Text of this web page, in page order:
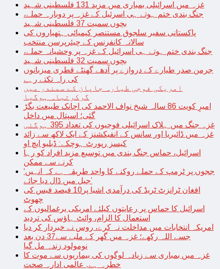
غزہ میں اسرائیلی بمباری میں مزید 131 فلسطینی شہید
جنگ بندی ختم ہوتے ہی اسرئیل کے غزہ پر دوبارہ حملے،
بچوں سمیت 37 فلسطینی شہید
پاکستانی سفیر سلجوق مستنصر کیمیائی ہتھیاروں کی
سالانہ کانفرنس کے چیئرپرسن منتخب
جنگ بندی ختم ہوتے ہی اسرائیل کے غزہ پر وحشیانہ حملے،
بچوں سمیت 32 فلسطینی شہید
جرمن صدر طیارے کے دروازے پر آدھے گھنٹے قطری میزبانوں
کی راہ تکتے رہے
امریکی فوجی طیارہ جاپان کے سمندر میں
گرکرتباہ ہوگیا
امیرِ کویت 86 سالہ شیخ نواف الاحمد کی اچانک طبیعت بگڑ
گئی؛ اسپتال میں داخل
غزہ جنگ میں ہلاک اسرائیلی فوجیوں کی تعداد 395 ہوگئی
غزہ میں ڈائیریا اور سانس کے انفیکشنز کے ایک لاکھ سے زائد
کیسز رپورٹ ہوچکے: ڈبلیو ایچ او
اسرائیل، حماس جنگ بندی میں توسیع مزید افراد کو رہا
کرنے سے ممکن
‘ججوں پر ٹرمپ کے حملے روکنے کا واحد طریقہ ہے کہ انہیں
جیل میں ڈال دیا جائے’
افغان ٹرانزٹ ٹریڈ کی درآمدی اشیا پر10 فیصد فیس کی
چھوٹ
اسرائیل کا حماس پر رعایتوں کیلئے امریکی یرغمالیوں کے
استعمال کا الزام، وائٹ ہاؤس کی تردید
امریکہ انتخابات میں مداخلت نہ کرے، روس نے خبردار کر دیا
جسے اللہ رکھے؛ غزہ میں گھر کے ملبے سے37 دن بعد
نومولود زندہ مل گیا
غزہ میں بمباری سے زیادہ لوگوں کی بیماریوں سے موت کا
خطرہ ہے, عالمی ادارہ صحت